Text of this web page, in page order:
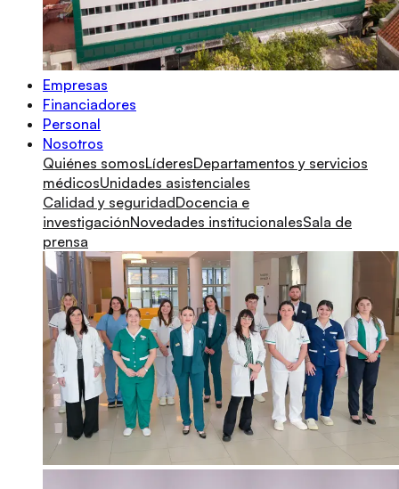
Empresas
Financiadores
Personal
Nosotros
Quiénes somosLíderesDepartamentos y servicios
médicosUnidades asistenciales
Calidad y seguridadDocencia e
investigaciónNovedades institucionalesSala de
prensa